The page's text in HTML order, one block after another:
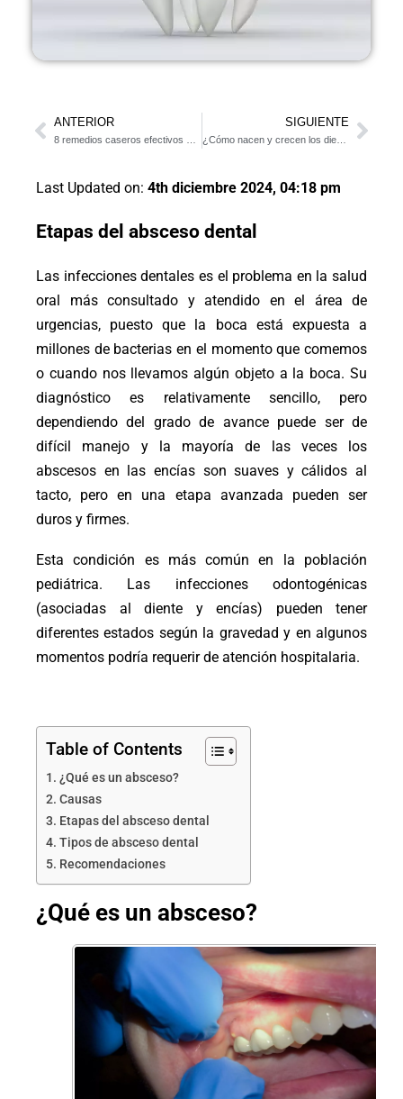
ANTERIOR SIGUIENTE
¿Cómo nacen y crecen los dientes de leche en los bebés?
Last Updated on: 4th diciembre 2024, 04:18 pm
Etapas del absceso dental
Las infecciones dentales es el problema en la salud
oral más consultado y atendido en el área de
urgencias, puesto que la boca está expuesta a
millones de bacterias en el momento que comemos
o cuando nos llevamos algún objeto a la boca. Su
diagnóstico es relativamente sencillo, pero
dependiendo del grado de avance puede ser de
difícil manejo y la mayoría de las veces los
abscesos en las encías son suaves y cálidos al
tacto, pero en una etapa avanzada pueden ser
duros y firmes.
Esta condición es más común en la población
pediátrica. Las infecciones odontogénicas
(asociadas al diente y encías) pueden tener
diferentes estados según la gravedad y en algunos
momentos podría requerir de atención hospitalaria.
Table of Contents
¿Qué es un absceso?
Causas
Etapas del absceso dental
Tipos de absceso dental
Recomendaciones
¿Qué es un absceso?